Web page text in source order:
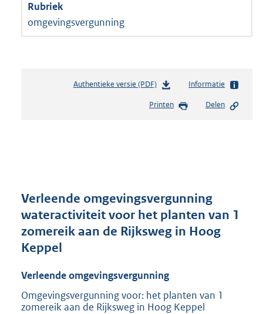
omgevingsvergunning
Authentieke versie (PDF)b
s
r
o
t
2
0
9
Informatie
Printen Delen
Verleende omgevingsvergunning
wateractiviteit voor het planten van 1
zomereik aan de Rijksweg in Hoog
Keppel
Verleende omgevingsvergunning
Omgevingsvergunning voor: het planten van 1
zomereik aan de Rijksweg in Hoog Keppel